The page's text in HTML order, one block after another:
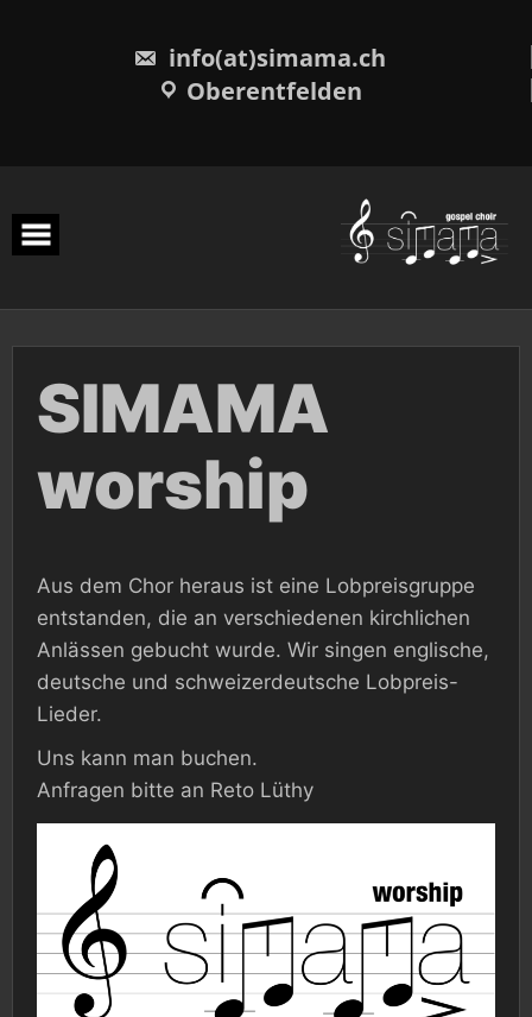
info(at)simama.ch
Oberentfelden
SIMAMA
worship
Aus dem Chor heraus ist eine Lobpreisgruppe
entstanden, die an verschiedenen kirchlichen
Anlässen gebucht wurde. Wir singen englische,
deutsche und schweizerdeutsche Lobpreis-
Lieder.
Uns kann man buchen.
Anfragen bitte an Reto Lüthy